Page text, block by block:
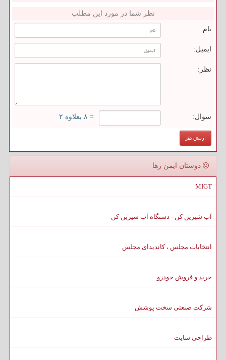
نظر شما در مورد این مطلب
نام:
ایمیل:
نظر:
سوال: = ۸ بعلاوه ۲
دوستان ایمن رها
MIGT
آب شیرین کن - دستگاه آب شیرین کن
انتخابات مجلس ، کاندیدای مجلس
خرید و فروش خودرو
شرکت صنعتی سخت پوشش
طراحی سایت